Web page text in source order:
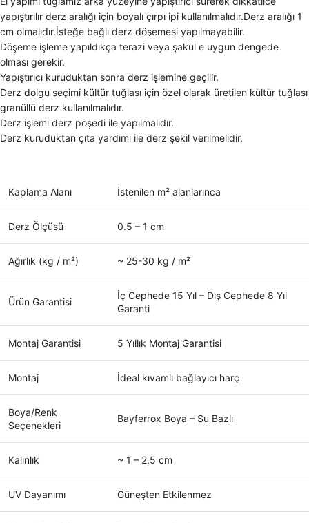
yapıştırılır derz aralığı için boyalı çırpı ipi kullanılmalıdır.Derz aralığı 1
cm olmalıdır.İsteğe bağlı derz döşemesi yapılmayabilir.
Döşeme işleme yapıldıkça terazi veya şakül e uygun dengede
olması gerekir.
Yapıştırıcı kuruduktan sonra derz işlemine geçilir.
Derz dolgu seçimi kültür tuğlası için özel olarak üretilen kültür tuğlası
granüllü derz kullanılmalıdır.
Derz işlemi derz poşedi ile yapılmalıdır.
Derz kuruduktan çıta yardımı ile derz şekil verilmelidir.
Kaplama Alanı İstenilen m² alanlarınca
Derz Ölçüsü 0.5 – 1 cm
Ağırlık (kg / m²) ~ 25-30 kg / m²
Ürün Garantisi
İç Cephede 15 Yıl – Dış Cephede 8 Yıl
Garanti
Montaj Garantisi 5 Yıllık Montaj Garantisi
Montaj İdeal kıvamlı bağlayıcı harç
Boya/Renk
Seçenekleri
Bayferrox Boya – Su Bazlı
Kalınlık ~ 1 – 2,5 cm
UV Dayanımı Güneşten Etkilenmez